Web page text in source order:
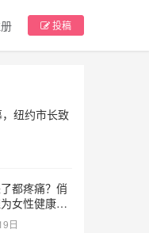
投稿
纽约市长致
都疼痛？俏
女性健康护
日